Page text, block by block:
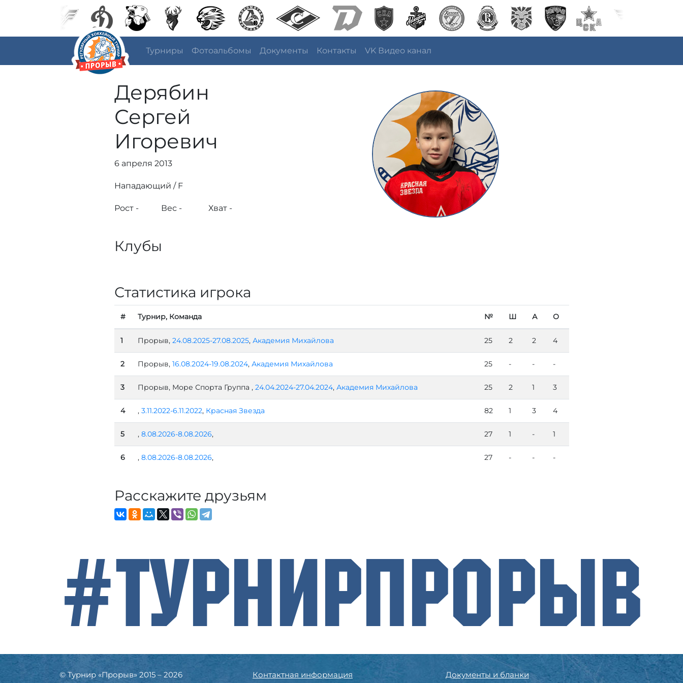
Турниры Фотоальбомы Документы Контакты VK Видео канал
Дерябин
Сергей
Игоревич
6 апреля 2013
Нападающий / F
Рост - Вес - Хват -
Клубы
Статистика игрока
# Турнир, Команда № Ш А О
1 Прорыв, 24.08.2025-27.08.2025, Академия Михайлова 25 2 2 4
2 Прорыв, 16.08.2024-19.08.2024, Академия Михайлова 25 - - -
3 Прорыв, Море Спорта Группа , 24.04.2024-27.04.2024, Академия Михайлова 25 2 1 3
4 , 3.11.2022-6.11.2022, Красная Звезда 82 1 3 4
5 , 8.08.2026-8.08.2026, 27 1 - 1
6 , 8.08.2026-8.08.2026, 27 - - -
Расскажите друзьям
#ТурнирПрорыв
© Турнир «Прорыв» 2015 – 2026 Контактная информация Документы и бланки